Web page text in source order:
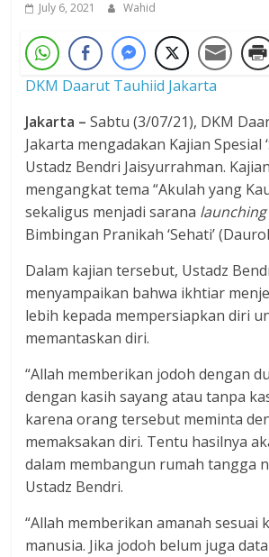
July 6, 2021 Wahid
DKM Daarut Tauhiid Jakarta
Jakarta – Sabtu (3/07/21), DKM
Jakarta mengadakan Kajian Spesial
Ustadz Bendri Jaisyurrahman.
mengangkat tema “Akulah yang
sekaligus menjadi sarana launching
Bimbingan Pranikah ‘Sehati’
Dalam kajian tersebut, Ustadz
menyampaikan bahwa ikhtiar
lebih kepada mempersiapkan diri
memantaskan diri.
“Allah memberikan jodoh dengan
dengan kasih sayang atau tanpa
karena orang tersebut meminta
memaksakan diri. Tentu hasilnya
dalam membangun rumah tangga
Ustadz Bendri.
“Allah memberikan amanah sesuai
manusia. Jika jodoh belum juga